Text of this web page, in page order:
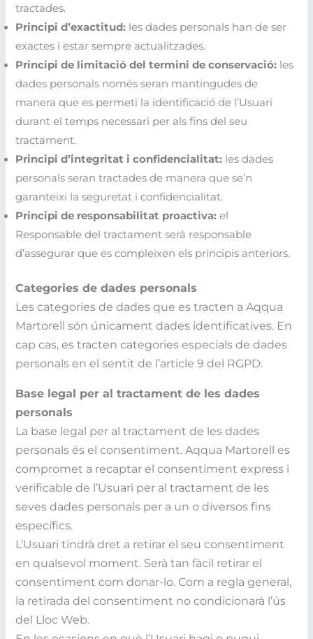
tractades.
Principi d’exactitud: les dades personals han de ser
exactes i estar sempre actualitzades.
Principi de limitació del termini de conservació: les
dades personals només seran mantingudes de
manera que es permeti la identificació de l’Usuari
durant el temps necessari per als fins del seu
tractament.
Principi d’integritat i confidencialitat: les dades
personals seran tractades de manera que se’n
garanteixi la seguretat i confidencialitat.
Principi de responsabilitat proactiva: el
Responsable del tractament serà responsable
d’assegurar que es compleixen els principis anteriors.
Categories de dades personals
Les categories de dades que es tracten a Aqqua
Martorell són únicament dades identificatives. En
cap cas, es tracten categories especials de dades
personals en el sentit de l’article 9 del RGPD.
Base legal per al tractament de les dades
personals
La base legal per al tractament de les dades
personals és el consentiment. Aqqua Martorell es
compromet a recaptar el consentiment express i
verificable de l’Usuari per al tractament de les
seves dades personals per a un o diversos fins
específics.
L’Usuari tindrà dret a retirar el seu consentiment
en qualsevol moment. Serà tan fàcil retirar el
consentiment com donar-lo. Com a regla general,
la retirada del consentiment no condicionarà l’ús
del Lloc Web.